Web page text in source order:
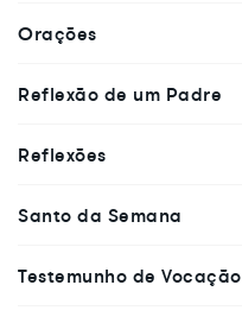
Orações
Reflexão de um Padre
Reflexões
Santo da Semana
Testemunho de Vocação